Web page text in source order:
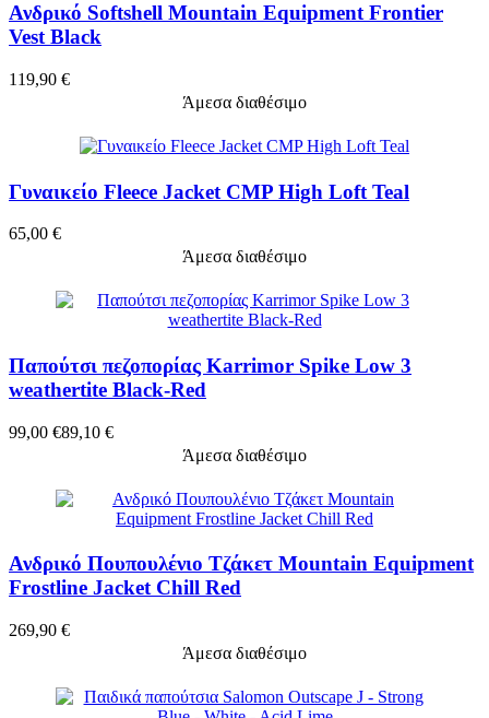
Ανδρικό Softshell Mountain Equipment Frontier
Vest Black
119,90 €
Άμεσα διαθέσιμο
Γυναικείο Fleece Jacket CMP High Loft Teal
65,00 €
Άμεσα διαθέσιμο
Παπούτσι πεζοπορίας Karrimor Spike Low 3
weathertite Black-Red
99,00 €89,10 €
Άμεσα διαθέσιμο
Ανδρικό Πουπουλένιο Τζάκετ Mountain Equipment
Frostline Jacket Chill Red
269,90 €
Άμεσα διαθέσιμο